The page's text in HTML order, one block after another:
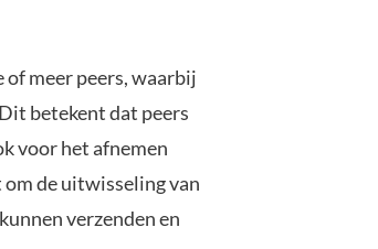
meer peers, waarbij
betekent dat peers
voor het afnemen
de uitwisseling van
verzenden en